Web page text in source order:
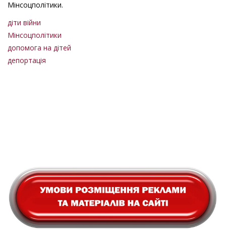
Мінсоцполітики.
діти війни
Мінсоцполітики
допомога на дітей
депортація